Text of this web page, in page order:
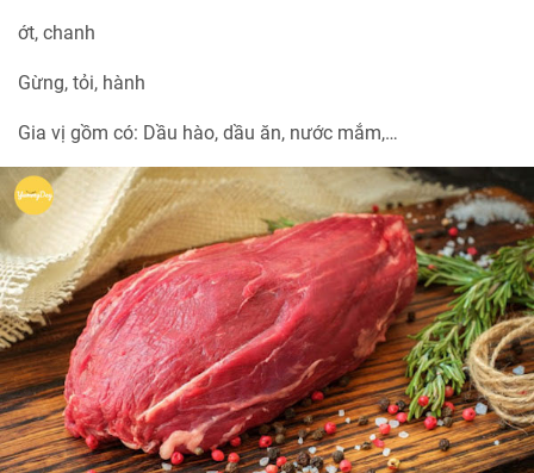
ớt, chanh
Gừng, tỏi, hành
Gia vị gồm có: Dầu hào, dầu ăn, nước mắm,…